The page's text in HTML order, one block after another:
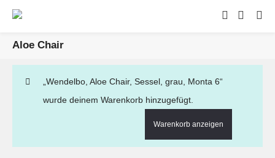
Aloe Chair
„Wendelbo, Aloe Chair, Sessel, grau, Monta 6“
wurde deinem Warenkorb hinzugefügt.
Warenkorb anzeigen